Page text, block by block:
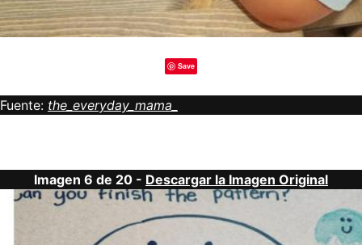
Save
Fuente: the_everyday_mama_
Imagen 6 de 20 - Descargar la Imagen Original